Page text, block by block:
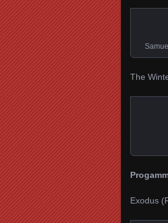
The
Exodus